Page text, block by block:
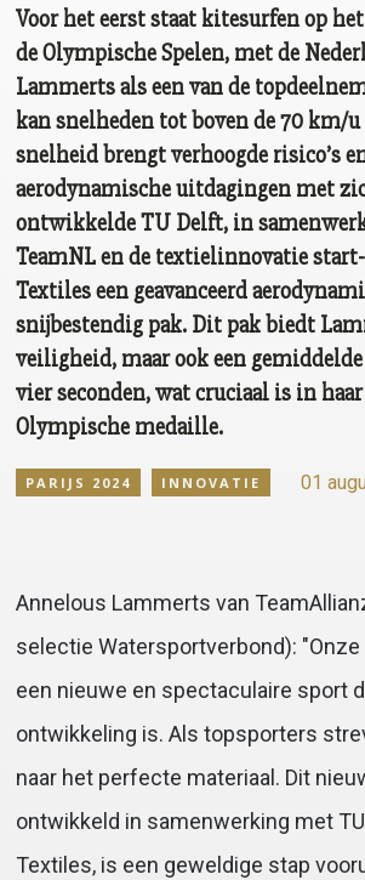
PARIJS 2024 INNOVATIE 01
Voor het eerst staat kitesurfen op
de Olympische Spelen, met de
Lammerts als een van de
kan snelheden tot boven de 70 km/u
snelheid brengt verhoogde risico’s
aerodynamische uitdagingen met
ontwikkelde TU Delft, in
TeamNL en de textielinnovatie
Textiles een geavanceerd
snijbestendig pak. Dit pak biedt
veiligheid, maar ook een
vier seconden, wat cruciaal is in
Olympische medaille.
Annelous Lammerts van
selectie Watersportverbond):
een nieuwe en spectaculaire sport
ontwikkeling is. Als topsporters
naar het perfecte materiaal. Dit
ontwikkeld in samenwerking met
Textiles, is een geweldige stap